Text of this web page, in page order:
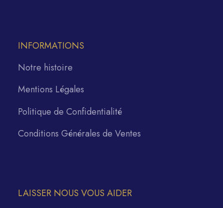
INFORMATIONS
Notre histoire
Mentions Légales
Politique de Confidentialité
Conditions Générales de Ventes
LAISSER NOUS VOUS AIDER